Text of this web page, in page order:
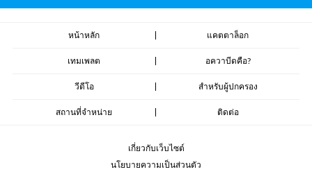
หน้าหลัก แคตตาล็อก
เทมเพลต อควาบีดคือ?
วีดีโอ สำหรับผู้ปกครอง
สถานที่จำหน่าย ติดต่อ
เกี่ยวกับเว็บไซต์
นโยบายความเป็นส่วนตัว